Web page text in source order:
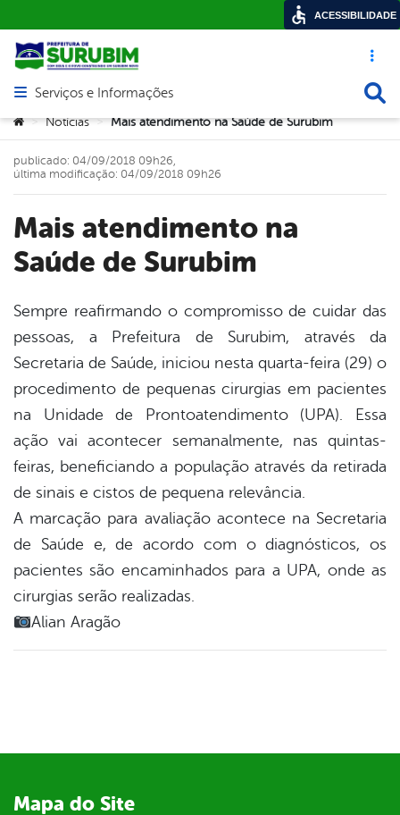
Acesso
Abrir menu principal de navegação
Serviços e Informações
Você está aqui:
> Notícias > Mais atendimento na Saúde de Surubim
Mais atendimento na
Saúde de Surubim
publicado: 04/09/2018 09h26,
última modificação: 04/09/2018 09h26
Sempre reafirmando o compromisso de cuidar das
pessoas, a Prefeitura de Surubim, através da
Secretaria de Saúde, iniciou nesta quarta-feira (29) o
procedimento de pequenas cirurgias em pacientes
na Unidade de Prontoatendimento (UPA). Essa
ação vai acontecer semanalmente, nas quintas-
feiras, beneficiando a população através da retirada
de sinais e cistos de pequena relevância.
A marcação para avaliação acontece na Secretaria
de Saúde e, de acordo com o diagnósticos, os
pacientes são encaminhados para a UPA, onde as
cirurgias serão realizadas.
Alian Aragão
Mapa do Site
ACESSIBILIDADE